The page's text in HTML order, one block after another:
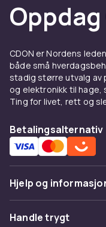
Oppdag
CDON er Nordens
både små
stadig større utvalg av
og elektronikk til
Ting for livet, rett og
Betalingsalternativ
Hjelp og
Vanlige spørsmål
Handle trygt